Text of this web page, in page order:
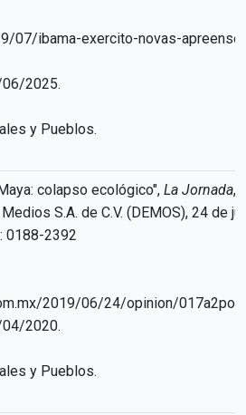
07/ibama-exercito-novas-
06/2025.
y Pueblos.
colapso ecológico", La Jornada,
S.A. de C.V. (DEMOS), 24 de
0188-2392
2019/06/24/opinion/017a2pol
04/2020.
y Pueblos.